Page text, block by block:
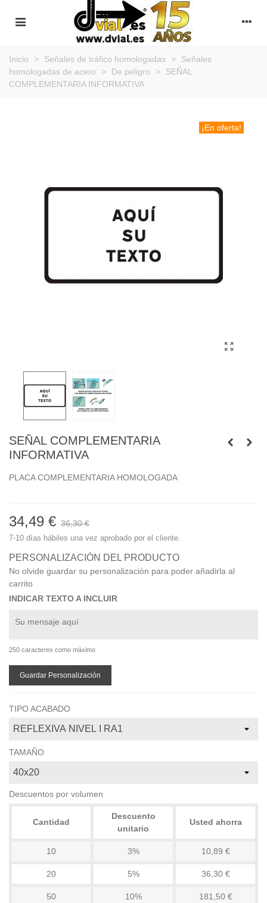
Inicio > Señales de tráfico homologadas >
Señales
homologadas de acero
> De peligro >
SEÑAL
COMPLEMENTARIA INFORMATIVA
¡En oferta!
SEÑAL COMPLEMENTARIA
INFORMATIVA
PLACA COMPLEMENTARIA HOMOLOGADA
34,49 € 36,30 €
7-10 días hábiles una vez aprobado por el cliente.
PERSONALIZACIÓN DEL PRODUCTO
No olvide guardar su personalización para poder añadirla al
carrito
INDICAR TEXTO A INCLUIR
250 caracteres como máximo
Guardar Personalización
TIPO ACABADO
TAMAÑO
Descuentos por volumen
Cantidad
Descuento
unitario
Usted ahorra
10 3% 10,89 €
20 5% 36,30 €
50 10% 181,50 €